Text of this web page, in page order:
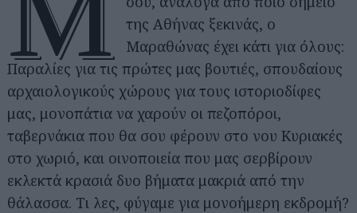
της Αθήνας ξεκινάς, ο
Μαραθώνας έχει κάτι για όλους:
Παραλίες για τις πρώτες μας βουτιές, σπουδαίους
αρχαιολογικούς χώρους για τους ιστοριοδίφες
μας, μονοπάτια να χαρούν οι πεζοπόροι,
ταβερνάκια που θα σου φέρουν στο νου Κυριακές
στο χωριό, και οινοποιεία που μας σερβίρουν
εκλεκτά κρασιά δυο βήματα μακριά από την
θάλασσα. Τι λες, φύγαμε για μονοήμερη εκδρομή?